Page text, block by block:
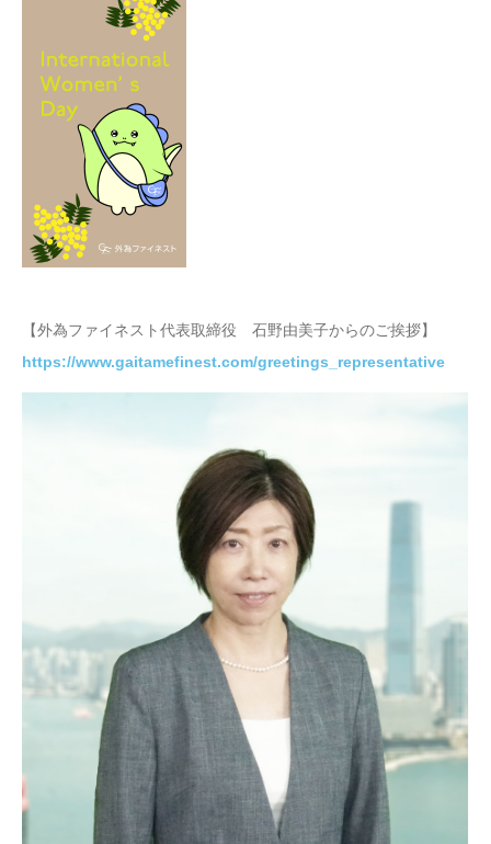
【外為ファイネスト代表取締役 石野由美子からのご挨拶】
https://www.gaitamefinest.com/greetings_representative